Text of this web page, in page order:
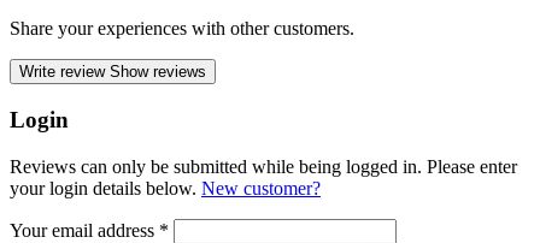
Share your experiences with other customers.
Write review Show reviews
Login
Reviews can only be submitted while being logged in. Please enter
your login details below. New customer?
Your email address *